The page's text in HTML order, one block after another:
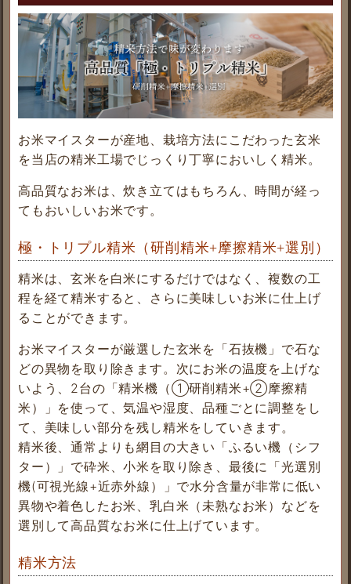
お米マイスターが産地、栽培方法にこだわった玄米
を当店の精米工場でじっくり丁寧においしく精米。
高品質なお米は、炊き立てはもちろん、時間が経っ
てもおいしいお米です。
極・トリプル精米（研削精米+摩擦精米+選別）
精米は、玄米を白米にするだけではなく、複数の工
程を経て精米すると、さらに美味しいお米に仕上げ
ることができます。
お米マイスターが厳選した玄米を「石抜機」で石な
どの異物を取り除きます。次にお米の温度を上げな
いよう、2台の「精米機（①研削精米+②摩擦精
米）」を使って、気温や湿度、品種ごとに調整をし
て、美味しい部分を残し精米をしていきます。
精米後、通常よりも網目の大きい「ふるい機（シフ
ター）」で砕米、小米を取り除き、最後に「光選別
機(可視光線+近赤外線）」で水分含量が非常に低い
異物や着色したお米、乳白米（未熟なお米）などを
選別して高品質なお米に仕上げています。
精米方法